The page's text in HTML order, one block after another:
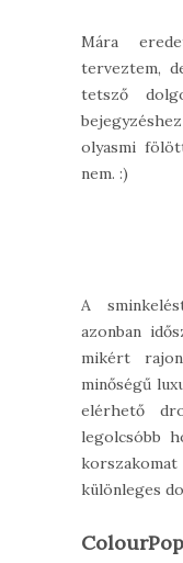
Mára
terveztem,
tetsző
olyasmi
nem. :)
A
azonban
mikért
minőségű
elérhető
legolcsóbb
különleges